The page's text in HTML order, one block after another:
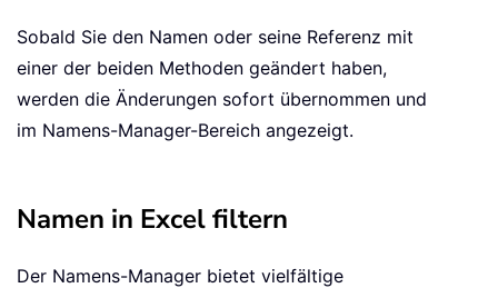
Sobald Sie den Namen oder seine Referenz mit
einer der beiden Methoden geändert haben,
werden die Änderungen sofort übernommen und
im Namens-Manager-Bereich angezeigt.
Namen in Excel filtern
Der Namens-Manager bietet vielfältige